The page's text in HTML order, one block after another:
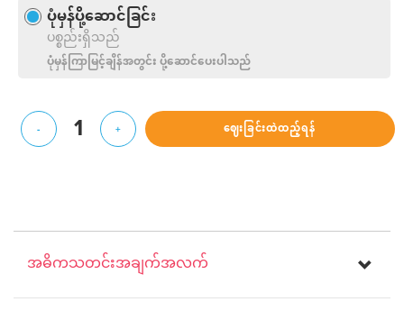
ပုံမှန်ပို့ဆောင်ခြင်း
ပစ္စည်းရှိသည်
ပုံမှန်ကြာမြင့်ချိန်အတွင်း ပို့ဆောင်ပေးပါသည်
- 1 + ဈေးခြင်းထဲထည့်ရန်
အဓိကသတင်းအချက်အလက်